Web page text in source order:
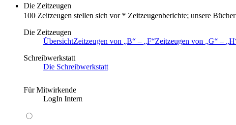
Die Zeitzeugen
100 Zeitzeugen stellen sich vor * Zeitzeugenberichte; unsere Bücher
Die Zeitzeugen
ÜbersichtZeitzeugen von B – F Zeitzeugen von G – H
Schreibwerkstatt
Die Schreibwerkstatt
Für Mitwirkende
LogIn Intern